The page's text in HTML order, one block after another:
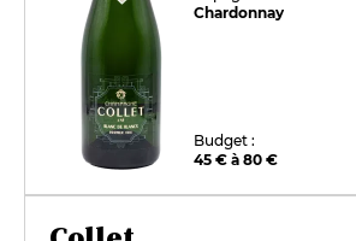
Chardonnay
Budget :
45 € à 80 €